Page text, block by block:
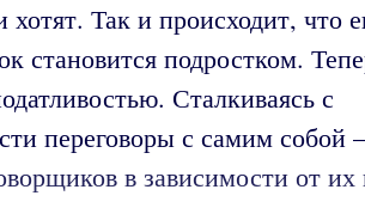
хотят. Так и происходит, что
становится подростком.
Сталкиваясь с
переговоры с самим собой
в зависимости от их